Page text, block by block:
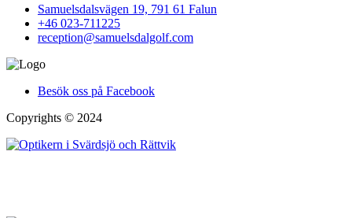
Samuelsdalsvägen 19, 791 61 Falun
+46 023-711225
reception@samuelsdalgolf.com
Besök oss på Facebook
Copyrights © 2024